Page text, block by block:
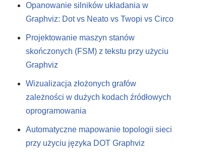
Opanowanie silników układania w
Graphviz: Dot vs Neato vs Twopi vs Circo
Projektowanie maszyn stanów
skończonych (FSM) z tekstu przy użyciu
Graphviz
Wizualizacja złożonych grafów
zależności w dużych kodach źródłowych
oprogramowania
Automatyczne mapowanie topologii sieci
przy użyciu języka DOT Graphviz